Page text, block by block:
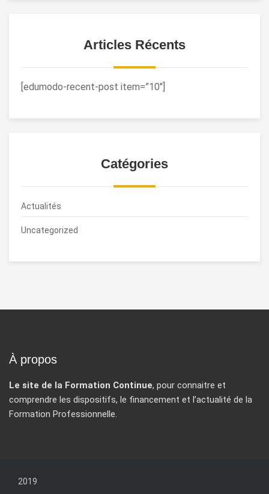
Articles Récents
[edumodo-recent-post item=”10″]
Catégories
Actualités
Uncategorized
À propos
Le site de la Formation Continue, pour connaitre et
comprendre les dispositifs, le financement et l’actualité de la
Formation Professionnelle.
2019